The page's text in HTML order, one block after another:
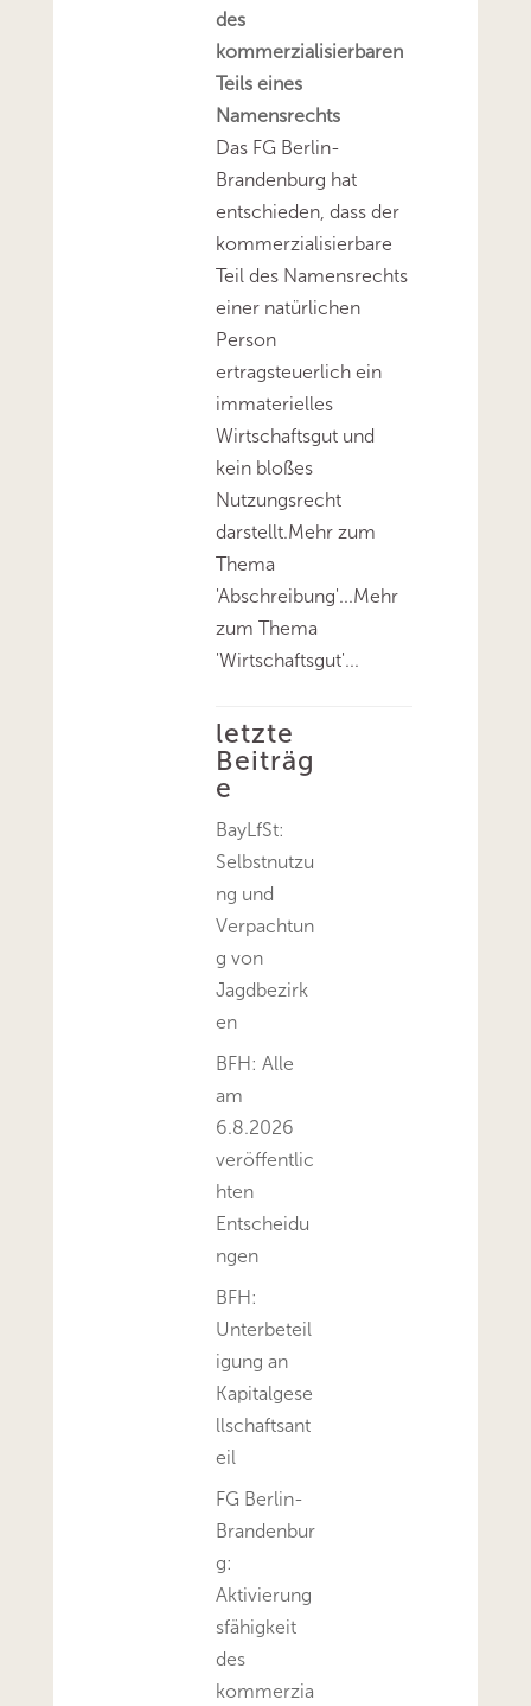
des
kommerzialisierbaren
Teils eines
Namensrechts
Das FG Berlin-
Brandenburg hat
entschieden, dass der
kommerzialisierbare
Teil des Namensrechts
einer natürlichen
Person
ertragsteuerlich ein
immaterielles
Wirtschaftsgut und
kein bloßes
Nutzungsrecht
darstellt.Mehr zum
Thema
'Abschreibung'...Mehr
zum Thema
'Wirtschaftsgut'...
letzte
Beiträg
e
BayLfSt:
Selbstnutzu
ng und
Verpachtun
g von
Jagdbezirk
en
BFH: Alle
am
6.8.2026
veröffentlic
hten
Entscheidu
ngen
BFH:
Unterbeteil
igung an
Kapitalgese
llschaftsant
eil
FG Berlin-
Brandenbur
g:
Aktivierung
sfähigkeit
des
kommerzia